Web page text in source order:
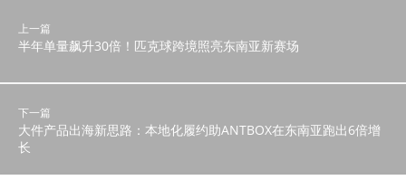
上一篇
半年单量飙升30倍！匹克球跨境照亮东南亚新赛场
下一篇
大件产品出海新思路：本地化履约助ANTBOX在东南亚跑出6倍增
长